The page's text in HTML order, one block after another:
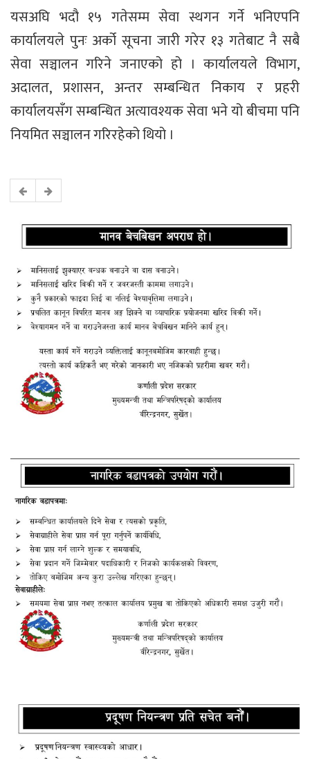
यसअघि भदौ १५ गतेसम्म सेवा स्थगन गर्ने भनिएपनि
कार्यालयले पुनः अर्को सूचना जारी गरेर १३ गतेबाट नै सबै
सेवा सञ्चालन गरिने जनाएको हो । कार्यालयले विभाग,
अदालत, प्रशासन, अन्तर सम्बन्धित निकाय र प्रहरी
कार्यालयसँग सम्बन्धित अत्यावश्यक सेवा भने यो बीचमा पनि
नियमित सञ्चालन गरिरहेको थियो ।